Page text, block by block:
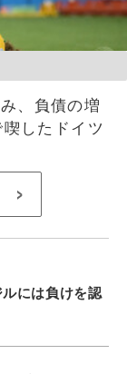
、負債の増
したドイツ
>
には負けを認